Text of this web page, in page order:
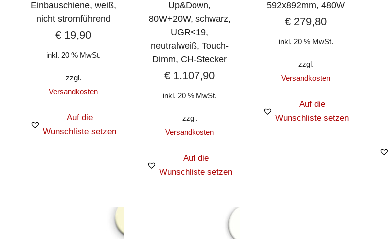
Einbauschiene, weiß,
nicht stromführend
€ 19,90
inkl. 20 % MwSt.
zzgl.
Versandkosten
Auf die
Wunschliste setzen
Up&Down,
80W+20W, schwarz,
UGR<19,
neutralweiß, Touch-
Dimm, CH-Stecker
€ 1.107,90
inkl. 20 % MwSt.
zzgl.
Versandkosten
Auf die
Wunschliste setzen
592x892mm, 480W
€ 279,80
inkl. 20 % MwSt.
zzgl.
Versandkosten
Auf die
Wunschliste setzen